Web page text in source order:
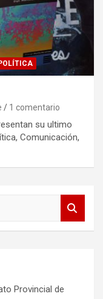
1 comentario
su ultimo
Comunicación,
Provincial de